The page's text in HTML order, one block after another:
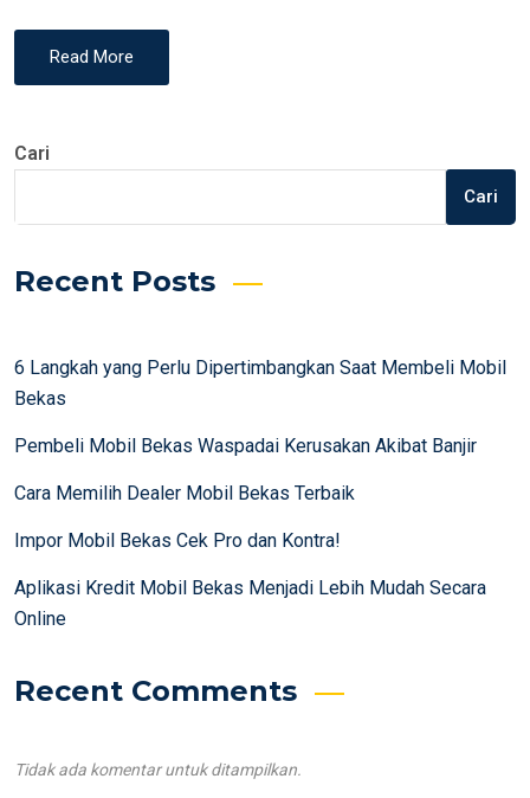
Read More
Cari
Cari
Recent Posts
6 Langkah yang Perlu Dipertimbangkan Saat Membeli Mobil
Bekas
Pembeli Mobil Bekas Waspadai Kerusakan Akibat Banjir
Cara Memilih Dealer Mobil Bekas Terbaik
Impor Mobil Bekas Cek Pro dan Kontra!
Aplikasi Kredit Mobil Bekas Menjadi Lebih Mudah Secara
Online
Recent Comments
Tidak ada komentar untuk ditampilkan.